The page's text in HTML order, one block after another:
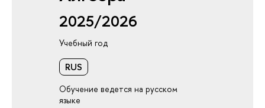
2025/2026
Учебный год
RUS
Обучение ведется на русском
языке